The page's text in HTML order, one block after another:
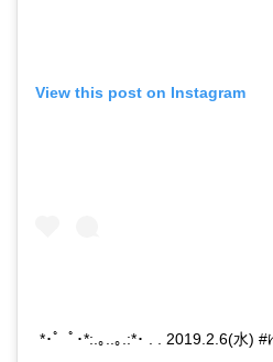
View this post on Instagram
*･゜ﾟ･*:.｡..｡.:*･ . . 2019.2.6(水)